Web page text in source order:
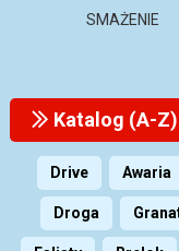
SMAŻENIE
Katalog (A-Z)
Drive Awaria
Droga